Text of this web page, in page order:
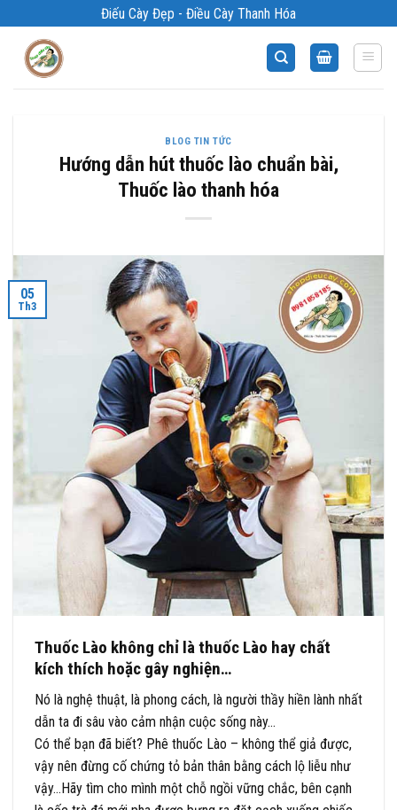
qua
Điếu Cày Đẹp - Điều Cày Thanh Hóa
BLOG TIN TỨC
Hướng dẫn hút thuốc lào chuẩn bài,
Thuốc lào thanh hóa
05
Th3
Thuốc Lào không chỉ là thuốc Lào hay chất
kích thích hoặc gây nghiện…
Nó là nghệ thuật, là phong cách, là người thầy hiền lành nhất
dẫn ta đi sâu vào cảm nhận cuộc sống này…
Có thể bạn đã biết? Phê thuốc Lào – không thể giả được,
vậy nên đừng cố chứng tỏ bản thân bằng cách lộ liễu như
vậy…Hãy tìm cho mình một chỗ ngồi vững chắc, bên cạnh